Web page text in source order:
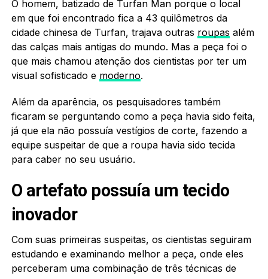
O homem, batizado de Turfan Man porque o local
em que foi encontrado fica a 43 quilômetros da
cidade chinesa de Turfan, trajava outras roupas além
das calças mais antigas do mundo. Mas a peça foi o
que mais chamou atenção dos cientistas por ter um
visual sofisticado e moderno.
Além da aparência, os pesquisadores também
ficaram se perguntando como a peça havia sido feita,
já que ela não possuía vestígios de corte, fazendo a
equipe suspeitar de que a roupa havia sido tecida
para caber no seu usuário.
O artefato possuía um tecido
inovador
Com suas primeiras suspeitas, os cientistas seguiram
estudando e examinando melhor a peça, onde eles
perceberam uma combinação de três técnicas de